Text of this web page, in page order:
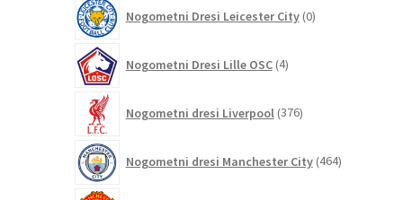
Nogometni Dresi Leicester City 0izdelkov
Nogometni Dresi Lille OSC 4izdelki
Nogometni dresi Liverpool 376izdelkov
Nogometni dresi Manchester City 464izdelkov